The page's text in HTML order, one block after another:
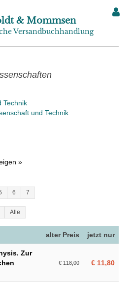
& Mommsen
Versandbuchhandlung
Technik
und Technik
»
6 7
Alle
alter Preis jetzt nur
Zur
€ 118,00 € 11,80